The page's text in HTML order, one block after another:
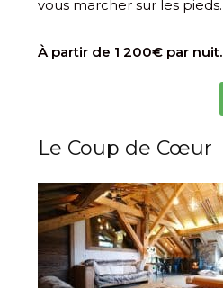
vous marcher sur les pieds.
À partir de 1 200€ par nuit.
Le Coup de Cœur